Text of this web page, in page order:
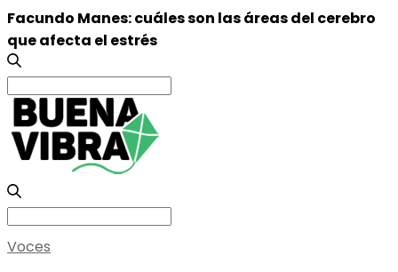
Facundo Manes: cuáles son las áreas del cerebro
que afecta el estrés
Search
for:
Search
Voces